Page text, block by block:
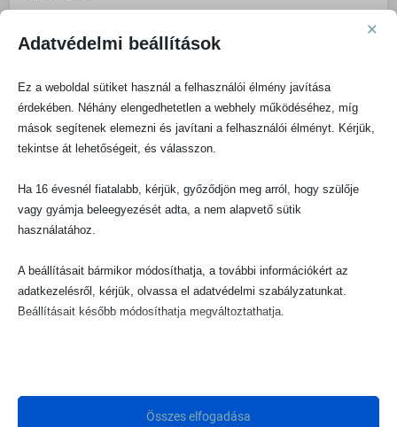
rácsos kiságyban
babaöbölben
pelenkázáskor
etetéskor
tudhassuk a babát
utazások alkalmával
játszószőnyegként használva a földön lévő játéknál
Milyen babafészkeket találsz nálunk?
Minőségi ÖKO-tex anyagból készült, anti-allergén töltelékkel
fodros babafészkek, bővíthető lábrésszel
Adatvédelmi beállítások
×
Ez a weboldal sütiket használ a felhasználói élmény javítása
érdekében. Néhány elengedhetetlen a webhely működéséhez, míg
mások segítenek elemezni és javítani a felhasználói élményt. Kérjük,
tekintse át lehetőségeit, és válasszon.
Ha 16 évesnél fiatalabb, kérjük, győződjön meg arról, hogy szülője
vagy gyámja beleegyezését adta, a nem alapvető sütik
használatához.
A beállításait bármikor módosíthatja, a további információkért az
adatkezelésről, kérjük, olvassa el adatvédelmi szabályzatunkat.
Beállításait később módosíthatja megváltoztathatja.
élményét és az általunk kínált szolgáltatásokat.
Összes elfogadása